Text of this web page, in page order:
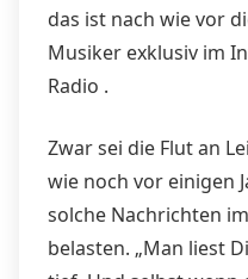
das ist nach wie vor
Musiker exklusiv im
Radio .
Zwar sei die Flut an
wie noch vor einigen
solche Nachrichten
belasten. „Man liest